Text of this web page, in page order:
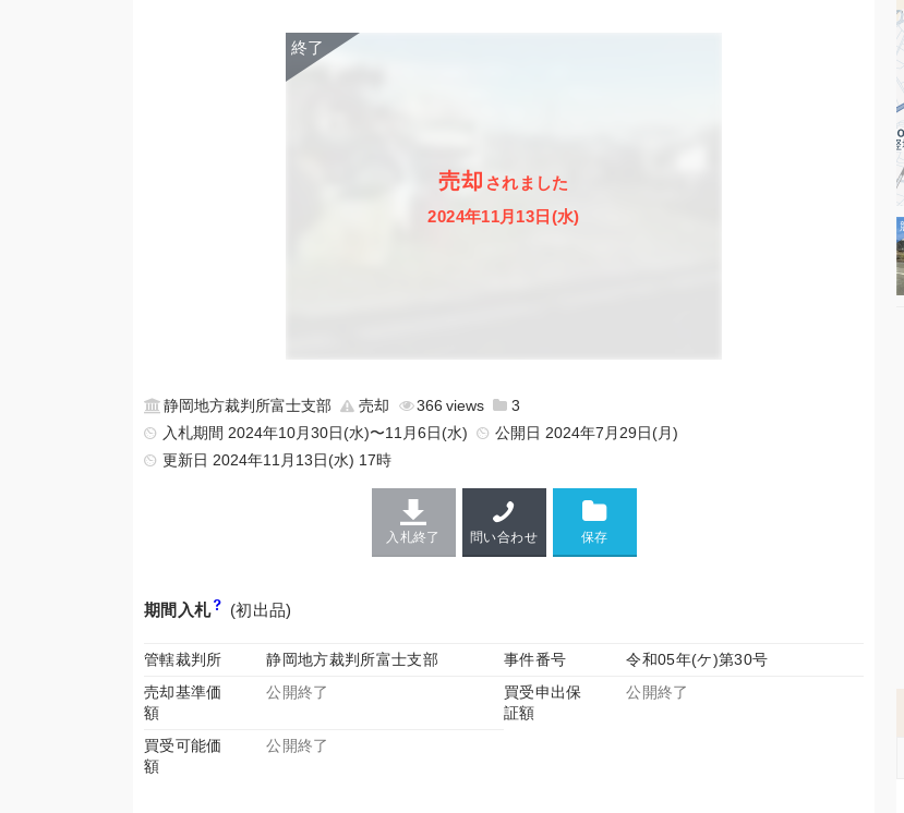
売却 されました
2024年11月13日(水)
静岡地方裁判所富士支部 売却 366
3
入札期間 2024年10月30日(水)〜11月6日(水)
公開日 2024年7月29日(月)
更新日 2024年11月13日(水) 17時
入札終了 問い合わせ
期間入札 (初出品)
管轄裁判所 静岡地方裁判所富士支部 事件番号
令和05年(ケ)第30号
売却基準価
額
公開終了
買受申出保
証額
公開終了
買受可能価
額
公開終了